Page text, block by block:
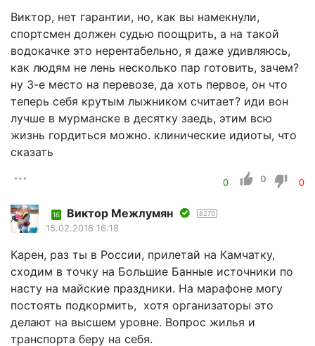
Виктор, нет гарантии, но, как вы намекнули,
спортсмен должен судью поощрить, а на такой
водокачке это нерентабельно, я даже удивляюсь,
как людям не лень несколько пар готовить, зачем?
ну 3-е место на перевозе, да хоть первое, он что
теперь себя крутым лыжником считает? иди вон
лучше в мурманске в десятку заедь, этим всю
жизнь гордиться можно. клинические идиоты, что
сказать
0 0 0
16 Виктор Межлумян 8270
15.02.2016 16:18
Карен, раз ты в России, прилетай на Камчатку,
сходим в точку на Большие Банные источники по
насту на майские праздники. На марафоне могу
постоять подкормить, хотя организаторы это
делают на высшем уровне. Вопрос жилья и
транспорта беру на себя.